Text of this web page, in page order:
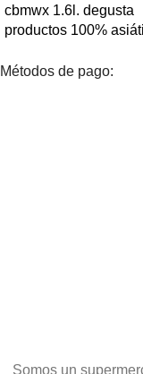
cbmwx 1.6l. degusta
productos 100%
Métodos de pago:
Somos un